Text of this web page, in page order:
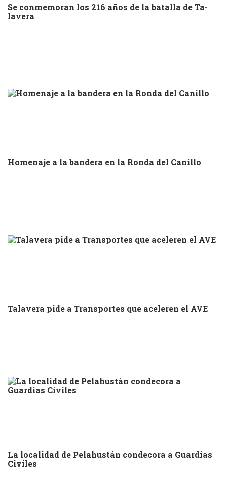
Se conmemoran los 216 años de la batalla de Ta-
lavera
Homenaje a la bandera en la Ronda del Canillo
Talavera pide a Transportes que aceleren el AVE
La localidad de Pelahustán condecora a Guardias
Civiles